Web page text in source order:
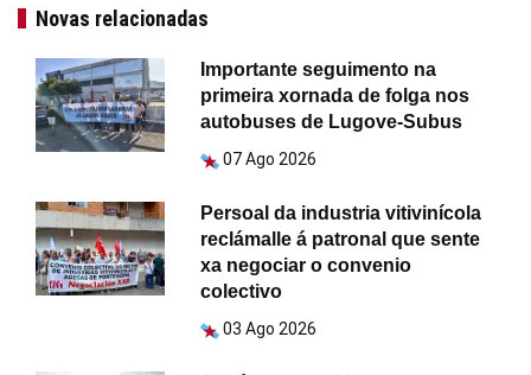
Novas relacionadas
Importante seguimento na
primeira xornada de folga nos
autobuses de Lugove-Subus
07 Ago 2026
Persoal da industria vitivinícola
reclámalle á patronal que sente
xa negociar o convenio
colectivo
03 Ago 2026